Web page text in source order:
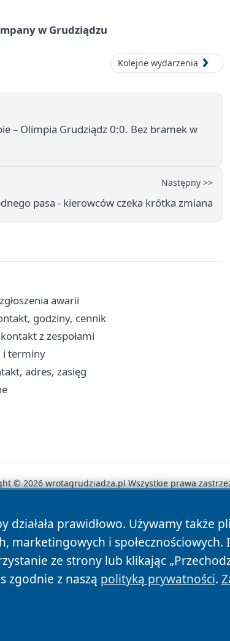
w Grudziądzu
Kolejne wydarzenia
– Olimpia Grudziądz 0:0. Bez bramek w
Następny >>
pasa - kierowców czeka krótka zmiana
awarii
godziny, cennik
z zespołami
i terminy
adres, zasięg
działała prawidłowo. Używamy
marketingowych i
ze strony lub klikając
zgodnie z naszą polityką prywatności.
© 2026 wrotagrudziadza.pl Wszystkie prawa
Autorzy Polityka Prywatności Polityka